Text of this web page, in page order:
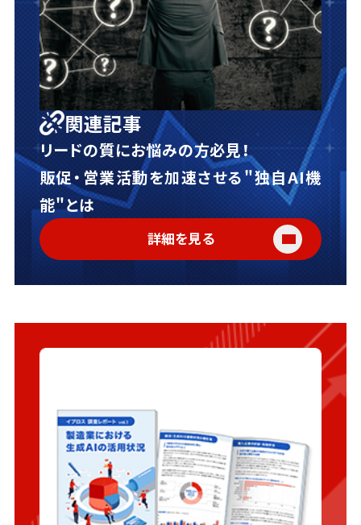
関連記事
リードの質にお悩みの方必見！
販促・営業活動を加速させる"独自AI機
能"とは
詳細を見る